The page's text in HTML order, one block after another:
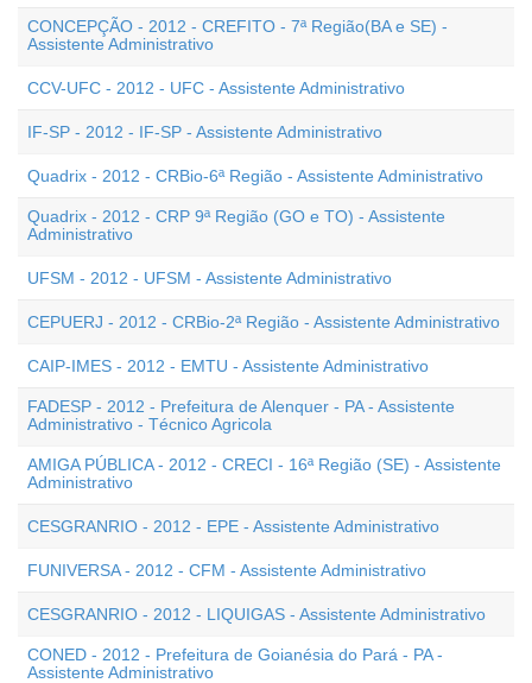
CONCEPÇÃO - 2012 - CREFITO - 7ª Região(BA e SE) -
Assistente Administrativo
CCV-UFC - 2012 - UFC - Assistente Administrativo
IF-SP - 2012 - IF-SP - Assistente Administrativo
Quadrix - 2012 - CRBio-6ª Região - Assistente Administrativo
Quadrix - 2012 - CRP 9ª Região (GO e TO) - Assistente
Administrativo
UFSM - 2012 - UFSM - Assistente Administrativo
CEPUERJ - 2012 - CRBio-2ª Região - Assistente Administrativo
CAIP-IMES - 2012 - EMTU - Assistente Administrativo
FADESP - 2012 - Prefeitura de Alenquer - PA - Assistente
Administrativo - Técnico Agricola
AMIGA PÚBLICA - 2012 - CRECI - 16ª Região (SE) - Assistente
Administrativo
CESGRANRIO - 2012 - EPE - Assistente Administrativo
FUNIVERSA - 2012 - CFM - Assistente Administrativo
CESGRANRIO - 2012 - LIQUIGAS - Assistente Administrativo
CONED - 2012 - Prefeitura de Goianésia do Pará - PA -
Assistente Administrativo